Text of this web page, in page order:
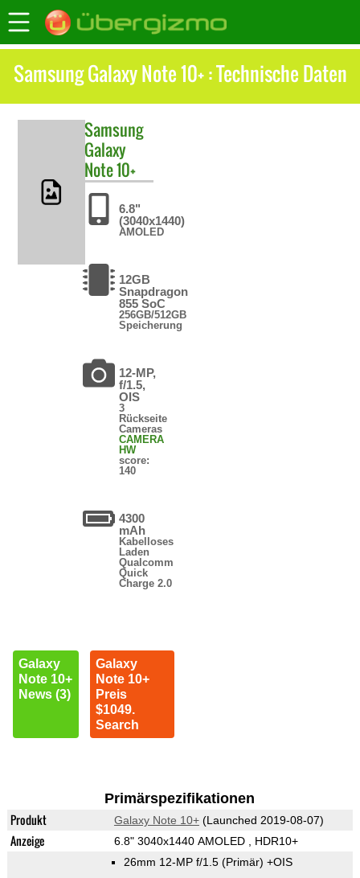
Samsung Galaxy Note 10+ : Technische Daten
Samsung
Galaxy
Note 10+
6.8"
(3040x1440)
AMOLED
12GB
Snapdragon
855 SoC
256GB/512GB
Speicherung
12-MP,
f/1.5,
OIS
3
Rückseite
Cameras
CAMERA
HW
score:
140
4300
mAh
Kabelloses
Laden
Qualcomm
Quick
Charge 2.0
Galaxy
Note 10+
News (3)
Galaxy
Note 10+
Preis
$1049.
Search
Primärspezifikationen
Produkt Galaxy Note 10+(Launched 2019-08-07)
Anzeige 6.8" 3040x1440 AMOLED , HDR10+
26mm 12-MP f/1.5 (Primär) +OIS